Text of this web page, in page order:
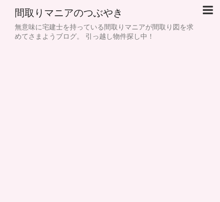
間取りマニアのつぶやき
無意味に宅建士を持っている間取りマニアが間取り図を求
めてさまようブログ。 引っ越し物件探し中！